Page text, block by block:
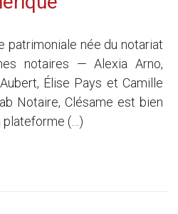
patrimoniale née du notariat
notaires — Alexia Arno,
Élise Pays et Camille
Notaire, Clésame est bien
plateforme (…)